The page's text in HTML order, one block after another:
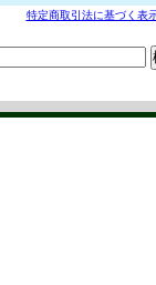
特定商取引法に基づく表